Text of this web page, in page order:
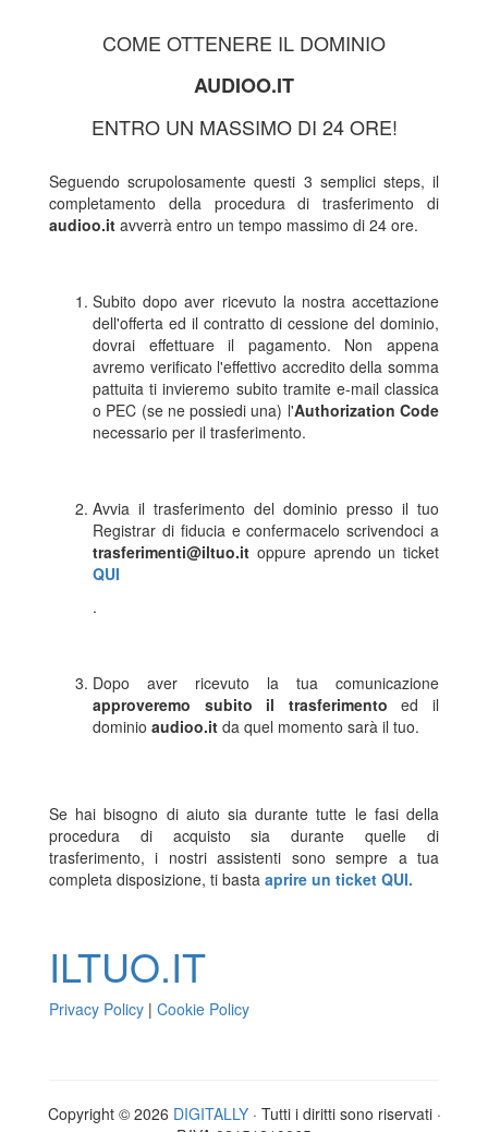
COME OTTENERE IL DOMINIO
AUDIOO.IT
ENTRO UN MASSIMO DI 24 ORE!
Seguendo scrupolosamente questi 3 semplici steps, il
completamento della procedura di trasferimento di
audioo.it avverrà entro un tempo massimo di 24 ore.
Subito dopo aver ricevuto la nostra accettazione
dell'offerta ed il contratto di cessione del dominio,
dovrai effettuare il pagamento. Non appena
avremo verificato l'effettivo accredito della somma
pattuita ti invieremo subito tramite e-mail classica
o PEC (se ne possiedi una) l'Authorization Code
necessario per il trasferimento.
Avvia il trasferimento del dominio presso il tuo
Registrar di fiducia e confermacelo scrivendoci a
trasferimenti@iltuo.it oppure aprendo un ticket
QUI
.
Dopo aver ricevuto la tua comunicazione
approveremo subito il trasferimento ed il
dominio audioo.it da quel momento sarà il tuo.
Se hai bisogno di aiuto sia durante tutte le fasi della
procedura di acquisto sia durante quelle di
trasferimento, i nostri assistenti sono sempre a tua
completa disposizione, ti basta aprire un ticket QUI.
ILTUO.IT
Privacy Policy | Cookie Policy
Copyright © 2026 DIGITALLY· Tutti i diritti sono riservati ·